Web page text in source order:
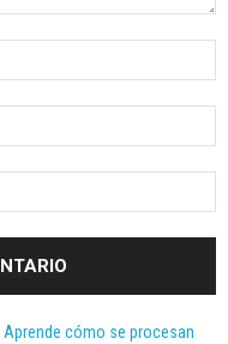
Aprende cómo se procesan